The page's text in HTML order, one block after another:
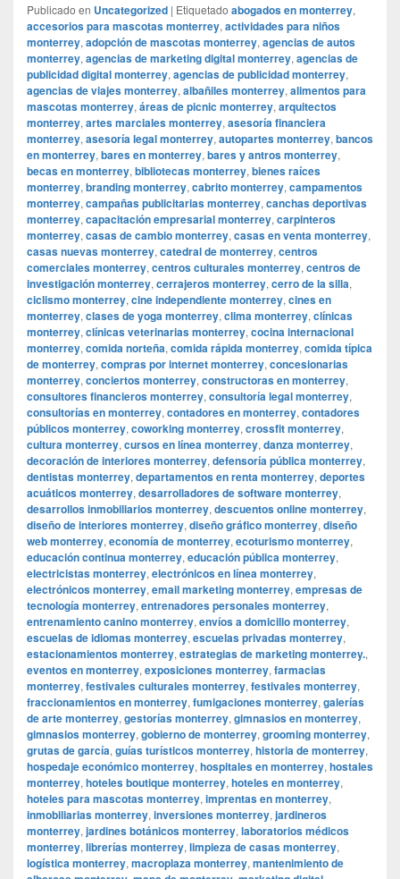
Publicado en Uncategorized | Etiquetado abogados en monterrey,
accesorios para mascotas monterrey, actividades para niños
monterrey, adopción de mascotas monterrey, agencias de autos
monterrey, agencias de marketing digital monterrey, agencias de
publicidad digital monterrey, agencias de publicidad monterrey,
agencias de viajes monterrey, albañiles monterrey, alimentos para
mascotas monterrey, áreas de picnic monterrey, arquitectos
monterrey, artes marciales monterrey, asesoría financiera
monterrey, asesoría legal monterrey, autopartes monterrey, bancos
en monterrey, bares en monterrey, bares y antros monterrey,
becas en monterrey, bibliotecas monterrey, bienes raíces
monterrey, branding monterrey, cabrito monterrey, campamentos
monterrey, campañas publicitarias monterrey, canchas deportivas
monterrey, capacitación empresarial monterrey, carpinteros
monterrey, casas de cambio monterrey, casas en venta monterrey,
casas nuevas monterrey, catedral de monterrey, centros
comerciales monterrey, centros culturales monterrey, centros de
investigación monterrey, cerrajeros monterrey, cerro de la silla,
ciclismo monterrey, cine independiente monterrey, cines en
monterrey, clases de yoga monterrey, clima monterrey, clínicas
monterrey, clínicas veterinarias monterrey, cocina internacional
monterrey, comida norteña, comida rápida monterrey, comida típica
de monterrey, compras por internet monterrey, concesionarias
monterrey, conciertos monterrey, constructoras en monterrey,
consultores financieros monterrey, consultoría legal monterrey,
consultorías en monterrey, contadores en monterrey, contadores
públicos monterrey, coworking monterrey, crossfit monterrey,
cultura monterrey, cursos en línea monterrey, danza monterrey,
decoración de interiores monterrey, defensoría pública monterrey,
dentistas monterrey, departamentos en renta monterrey, deportes
acuáticos monterrey, desarrolladores de software monterrey,
desarrollos inmobiliarios monterrey, descuentos online monterrey,
diseño de interiores monterrey, diseño gráfico monterrey, diseño
web monterrey, economía de monterrey, ecoturismo monterrey,
educación continua monterrey, educación pública monterrey,
electricistas monterrey, electrónicos en línea monterrey,
electrónicos monterrey, email marketing monterrey, empresas de
tecnología monterrey, entrenadores personales monterrey,
entrenamiento canino monterrey, envíos a domicilio monterrey,
escuelas de idiomas monterrey, escuelas privadas monterrey,
estacionamientos monterrey, estrategias de marketing monterrey.,
eventos en monterrey, exposiciones monterrey, farmacias
monterrey, festivales culturales monterrey, festivales monterrey,
fraccionamientos en monterrey, fumigaciones monterrey, galerías
de arte monterrey, gestorías monterrey, gimnasios en monterrey,
gimnasios monterrey, gobierno de monterrey, grooming monterrey,
grutas de garcía, guías turísticos monterrey, historia de monterrey,
hospedaje económico monterrey, hospitales en monterrey, hostales
monterrey, hoteles boutique monterrey, hoteles en monterrey,
hoteles para mascotas monterrey, imprentas en monterrey,
inmobiliarias monterrey, inversiones monterrey, jardineros
monterrey, jardines botánicos monterrey, laboratorios médicos
monterrey, librerías monterrey, limpieza de casas monterrey,
logística monterrey, macroplaza monterrey, mantenimiento de